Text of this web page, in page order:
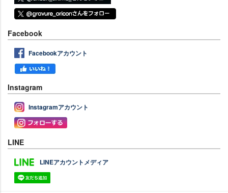
Facebook
Facebookアカウント
Instagram
Instagramアカウント
LINE
LINEアカウントメディア